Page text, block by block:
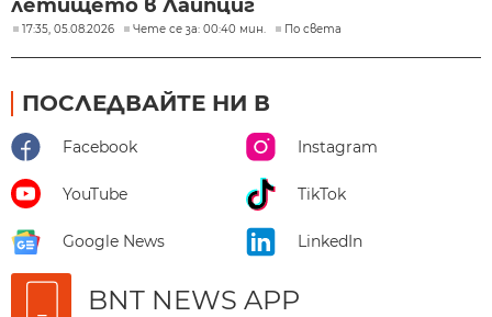
летището в Лайпциг
17:35, 05.08.2026 Чете се за: 00:40 мин. По света
ПОСЛЕДВАЙТЕ НИ В
Facebook Instagram
YouTube TikTok
Google News LinkedIn
BNT NEWS APP